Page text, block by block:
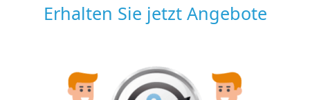
Erhalten Sie jetzt Angebote